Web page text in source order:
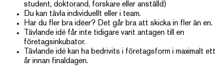
student, doktorand, forskare eller anställd)
Du kan tävla individuellt eller i team.
Har du fler bra idéer? Det går bra att skicka in fler än en.
Tävlande idé får inte tidigare varit antagen till en
företagsinkubator.
Tävlande idé kan ha bedrivits i företagsform i maximalt ett
år innan finaldagen.